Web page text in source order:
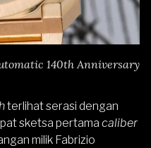
140th Anniversary
terlihat serasi dengan
sketsa pertama caliber
milik Fabrizio